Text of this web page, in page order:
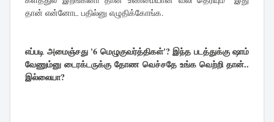
தான் என்னோட பதில்னு எழுதிக்கோங்க.
எப்படி அமைஞ்சது '6 மெழுகுவர்த்திகள்'? இந்த படத்துக்கு ஷாம்
வேணும்னு டைரக்டருக்கு தோண வெச்சதே உங்க வெற்றி தான்..
இல்லையா?